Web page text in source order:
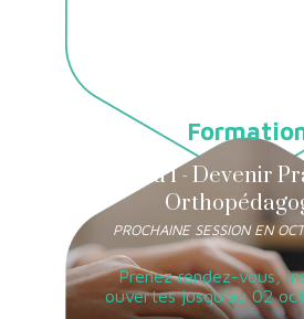
Niveau 1 - Devenir
PROCHAINE SESSION EN
Prenez rendez-vous,
ouvertes jusqu’au 02